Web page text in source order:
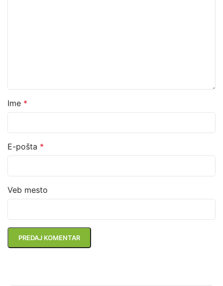
Ime *
E-pošta *
Veb mesto